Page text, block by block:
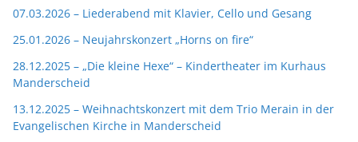
07.03.2026 – Liederabend mit Klavier, Cello und Gesang
25.01.2026 – Neujahrskonzert „Horns on fire“
28.12.2025 – „Die kleine Hexe“ – Kindertheater im Kurhaus
Manderscheid
13.12.2025 – Weihnachtskonzert mit dem Trio Merain in der
Evangelischen Kirche in Manderscheid